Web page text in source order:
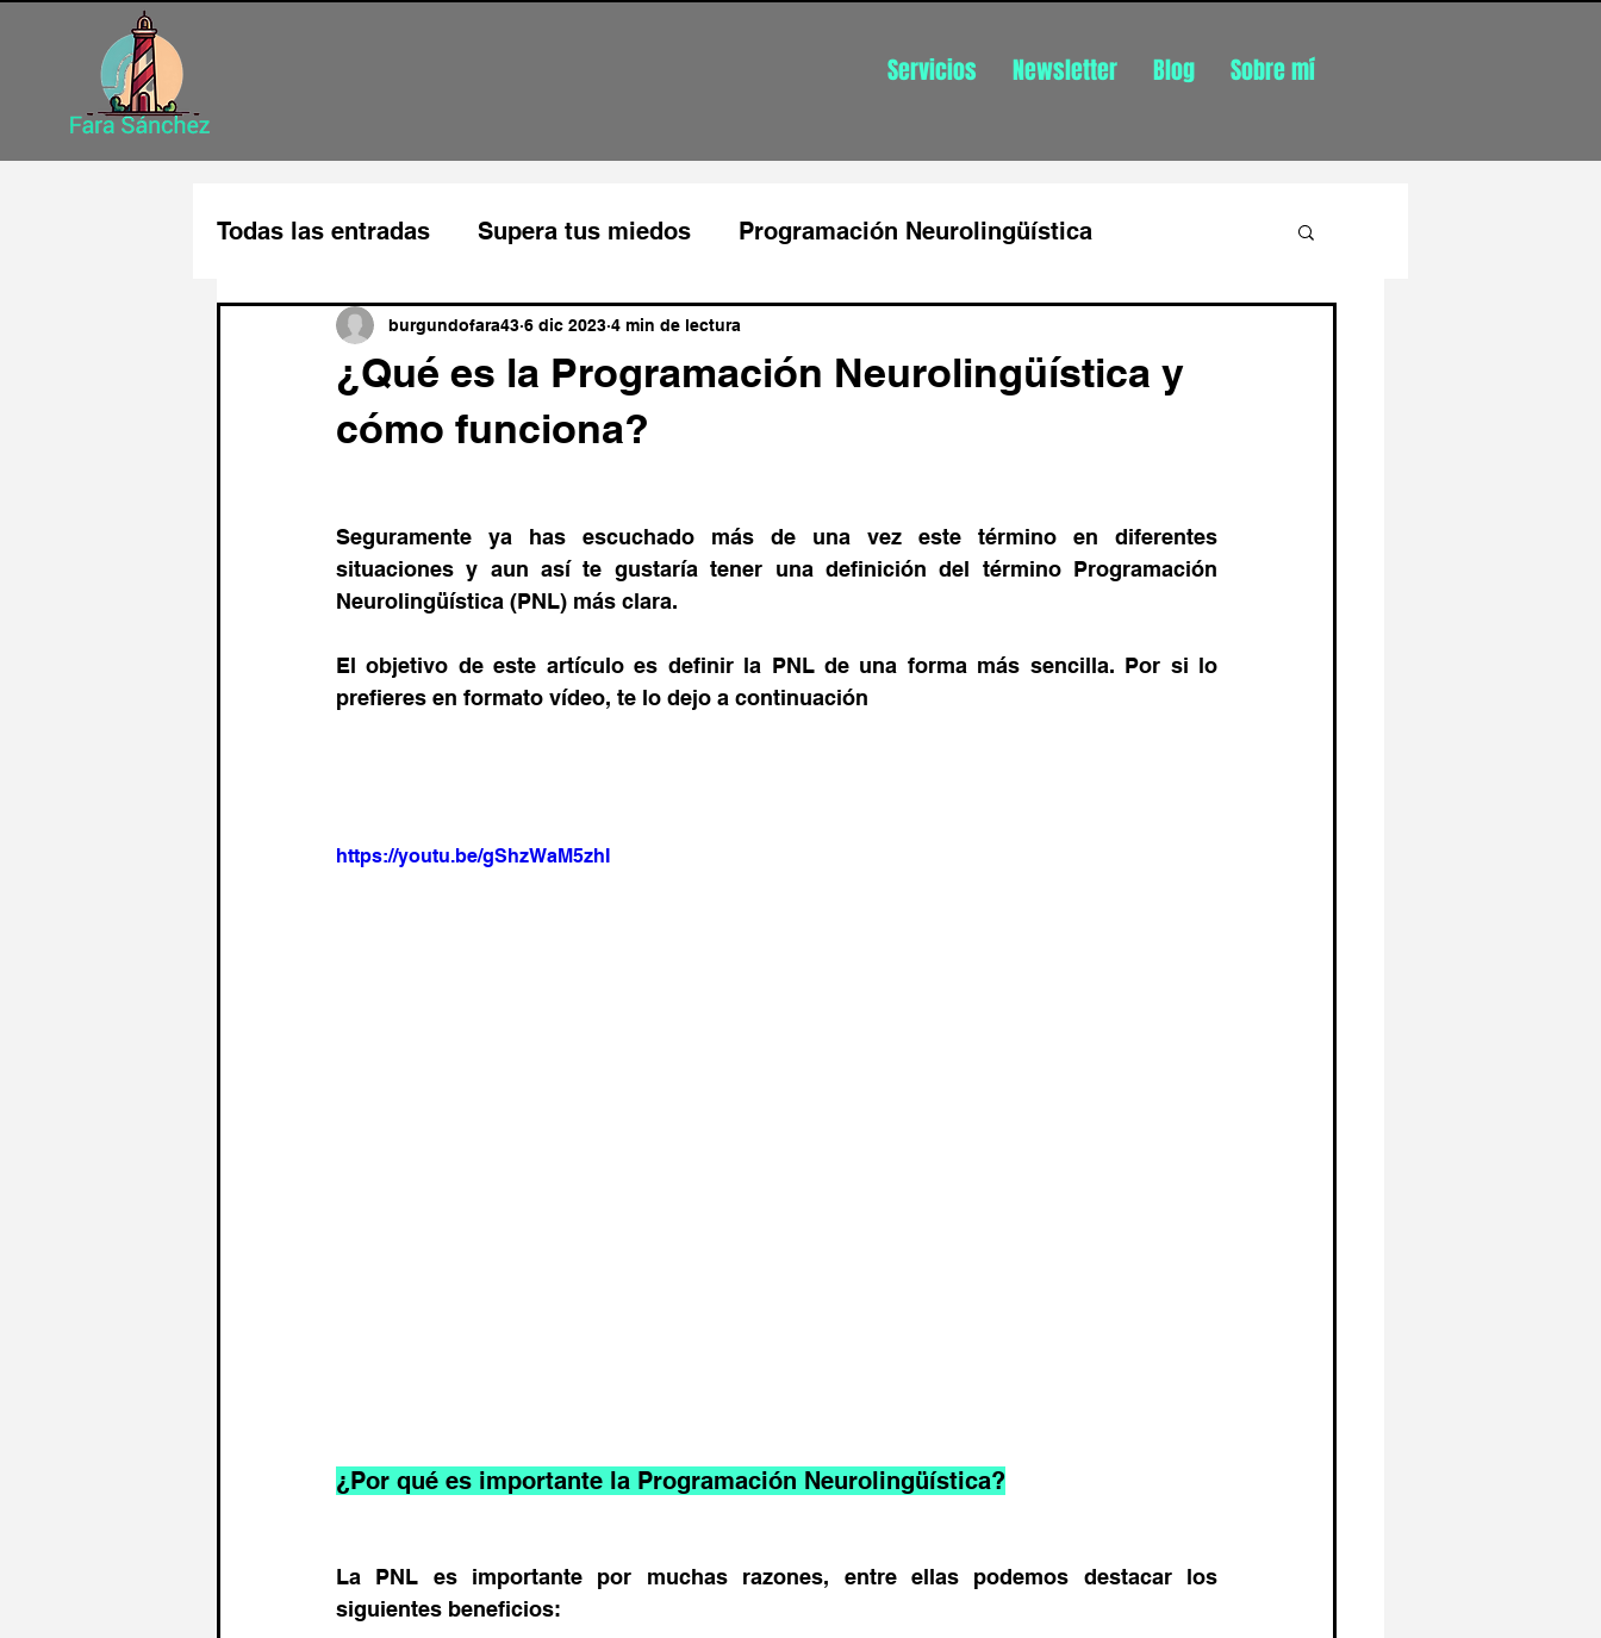
Servicios Newsletter Blog Sobre mí
Todas las entradas Supera tus miedos Programación Neurolingüística
Disfruta de tu trabajo Productividad
Mejora tu autoestima Gestión de estrés
¿Qué es la Programación Neurolingüística y
cómo funciona?
burgundofara43 6 dic 2023 4 min de lectura
Seguramente ya has escuchado más de una vez este término en diferentes
situaciones y aun así te gustaría tener una definición del término Programación
Neurolingüística (PNL) más clara.
El objetivo de este artículo es definir la PNL de una forma más sencilla. Por si lo
prefieres en formato vídeo, te lo dejo a continuación
https://youtu.be/gShzWaM5zhI
¿Por qué es importante la Programación Neurolingüística?
La PNL es importante por muchas razones, entre ellas podemos destacar los
siguientes beneficios: